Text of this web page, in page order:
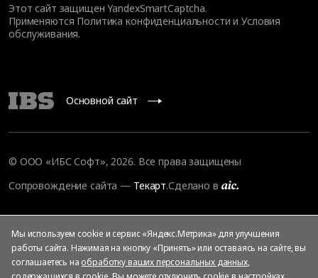
Этот сайт защищен YandexSmartCaptcha.
Применяются Политика конфиденциальности иУсловия
обслуживания.
Основной сайт
© ООО «ИБС Софт», 2026. Все права защищены
Сопровождение сайта — Текарт.Сделано в
Мы используем cookie и сервис «Яндекс.Метрика» для улучшения
работы сайта. Нажимая на кнопку «Принять» или оставаясь на сайте, вы
соглашаетесь на обработку ваших персональных данных,